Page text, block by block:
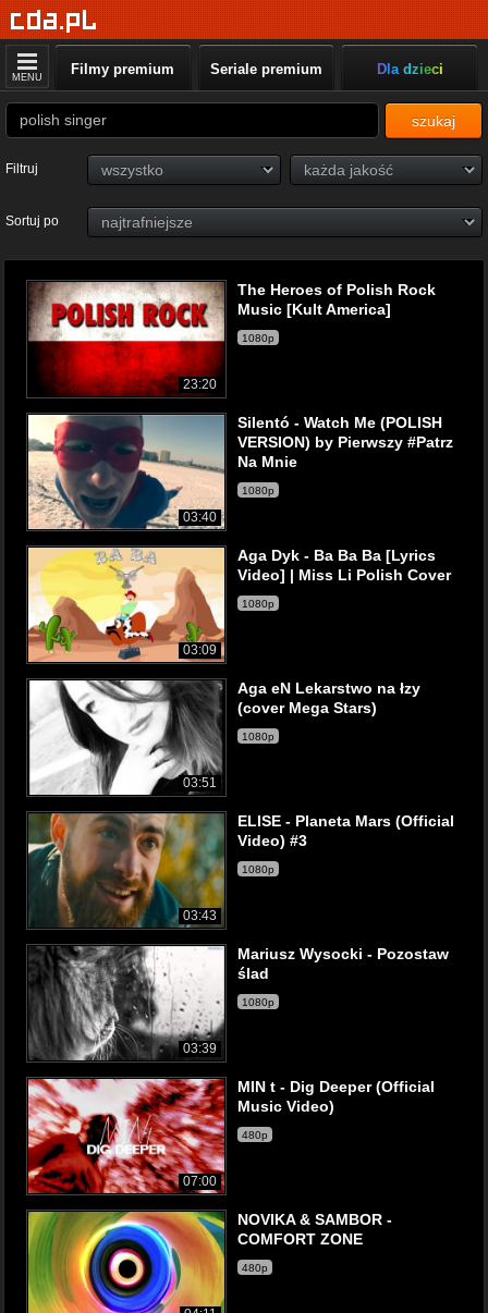
MENU Filmy premium Seriale premium Dla dzieci
szukaj
Filtruj
Sortuj po
23:20
The Heroes of Polish Rock
Music [Kult America]
1080p
03:40
Silentó - Watch Me (POLISH
VERSION) by Pierwszy #Patrz
Na Mnie
1080p
03:09
Aga Dyk - Ba Ba Ba [Lyrics
Video] | Miss Li Polish Cover
1080p
03:51
Aga eN Lekarstwo na łzy
(cover Mega Stars)
1080p
03:43
ELISE - Planeta Mars (Official
Video) #3
1080p
03:39
Mariusz Wysocki - Pozostaw
ślad
1080p
07:00
MIN t - Dig Deeper (Official
Music Video)
480p
NOVIKA & SAMBOR -
COMFORT ZONE
480p